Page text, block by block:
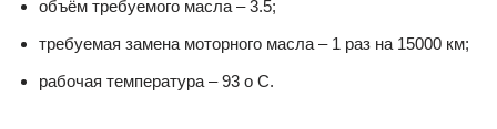
объём требуемого масла – 3.5;
требуемая замена моторного масла – 1 раз на 15000 км;
рабочая температура – 93 о С.